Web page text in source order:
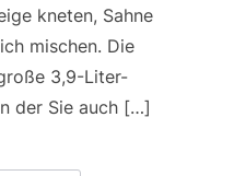
kneten, Sahne
mischen. Die
3,9-Liter-
der Sie auch […]